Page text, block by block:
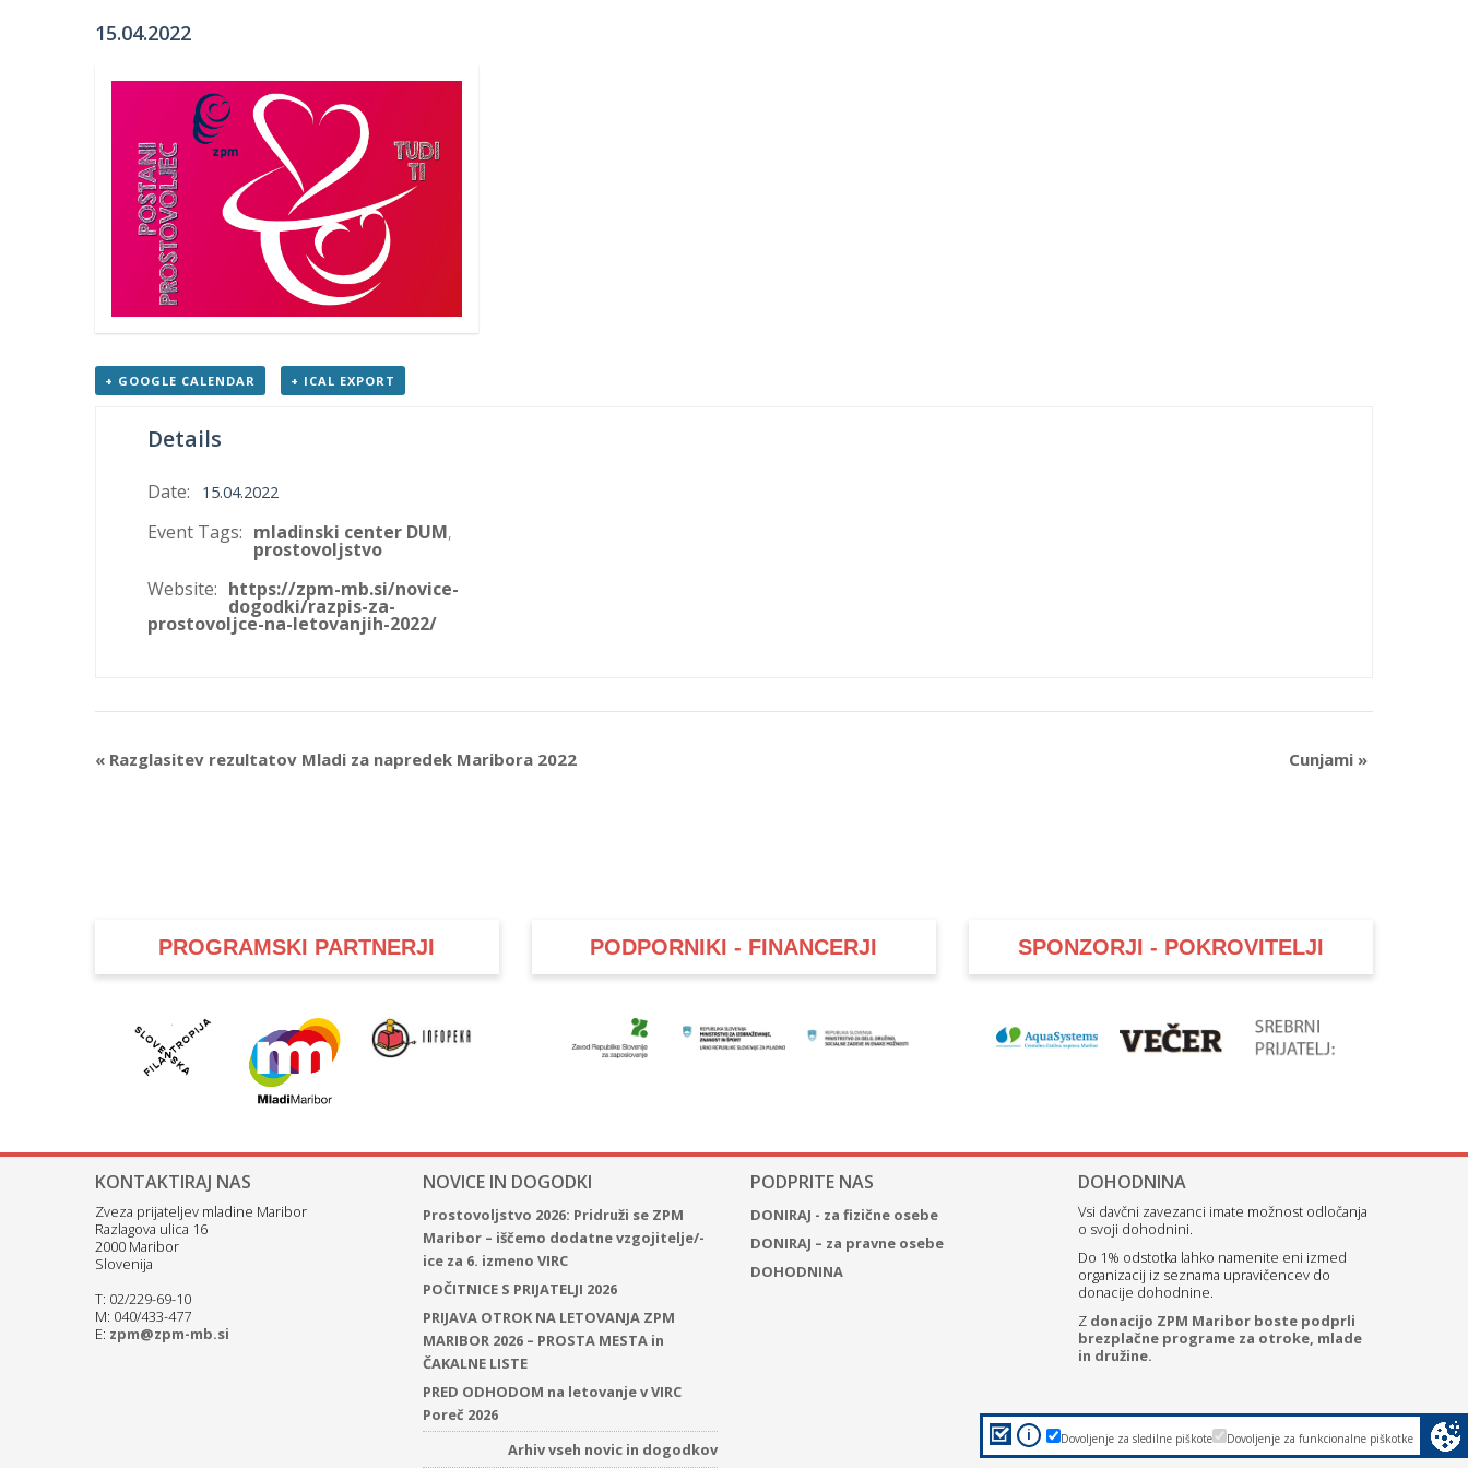
15.04.2022
+ GOOGLE CALENDAR + ICAL EXPORT
Details
Date: 15.04.2022
Event Tags: mladinski center DUM,
prostovoljstvo
Website: https://zpm-mb.si/novice-
dogodki/razpis-za-
prostovoljce-na-letovanjih-2022/
Event
« Razglasitev rezultatov Mladi za napredek Maribora 2022 Cunjami »
PROGRAMSKI PARTNERJI PODPORNIKI - FINANCERJI SPONZORJI - POKROVITELJI
KONTAKTIRAJ NAS
Zveza prijateljev mladine Maribor
Razlagova ulica 16
2000 Maribor
Slovenija
T: 02/229-69-10
M: 040/433-477
E: zpm@zpm-mb.si
NOVICE IN DOGODKI
Prostovoljstvo 2026: Pridruži se ZPM
Maribor – iščemo dodatne vzgojitelje/-
ice za 6. izmeno VIRC
POČITNICE S PRIJATELJI 2026
PRIJAVA OTROK NA LETOVANJA ZPM
MARIBOR 2026 – PROSTA MESTA in
ČAKALNE LISTE
PRED ODHODOM na letovanje v VIRC
Poreč 2026
Arhiv vseh novic in dogodkov
PODPRITE NAS
DONIRAJ - za fizične osebe
DONIRAJ – za pravne osebe
DOHODNINA
DOHODNINA
Vsi davčni zavezanci imate možnost odločanja
o svoji dohodnini.
Do 1% odstotka lahko namenite eni izmed
organizacij iz seznama upravičencev do
donacije dohodnine.
Z donacijo ZPM Maribor boste podprli
brezplačne programe za otroke, mlade
in družine.
Dovoljenje za funkcionalne piškotke
Dovoljenje za sledilne piškote
i